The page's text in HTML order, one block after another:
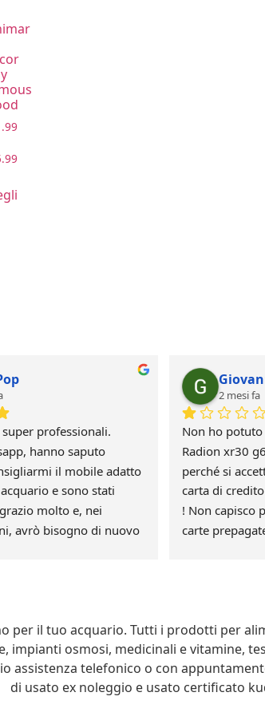
professionali.
hanno saputo
il mobile adatto
e sono stati
molto e, nei
avrò bisogno di nuovo
2 mesi fa
Non ho
Radion xr30
perché si
carta di
! Non capisco
carte
per il tuo acquario. Tutti i prodotti per
impianti osmosi, medicinali e vitamine,
assistenza telefonico o con
di usato ex noleggio e usato certificato